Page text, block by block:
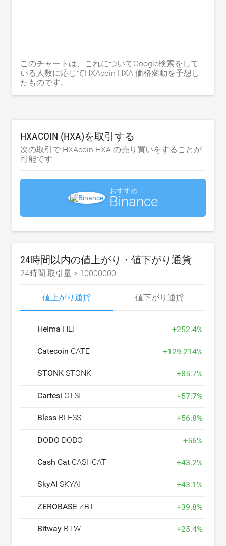
このチャートは、これについてGoogle検索をして
いる人数に応じてHXAcoin HXA 価格変動を予想し
たものです。
HXACOIN (HXA)を取引する
次の取引で HXAcoin HXA の売り買いをすることが
可能です
おすすめ
Binance
24時間以内の値上がり・値下がり通貨
24時間 取引量 > 10000000
値上がり通貨 値下がり通貨
Heima HEI +252.4%
Catecoin CATE +129.214%
STONK STONK +85.7%
Cartesi CTSI +57.7%
Bless BLESS +56.8%
DODO DODO +56%
Cash Cat CASHCAT +43.2%
SkyAI SKYAI +43.1%
ZEROBASE ZBT +39.8%
Bitway BTW +25.4%